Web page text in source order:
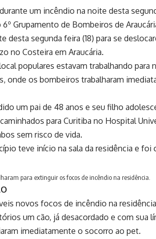
um incêndio na noite desta
Grupamento de Bombeiros de
desta segunda feira (18) para se
no Costeira em Araucária.
populares estavam trabalhando para
onde os bombeiros trabalharam
um pai de 48 anos e seu filho
para Curitiba no Hospital
sem risco de vida.
teve início na sala da residência e foi
para extinguir os focos de incêndio na residência.
novos focos de incêndio na
um cão, já desacordado e com sua
imediatamente o socorro ao pet.